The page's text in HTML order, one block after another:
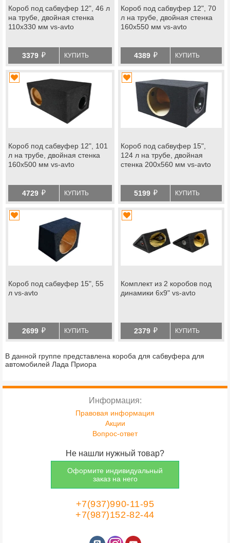
Короб под сабвуфер 12", 46 л
на трубе, двойная стенка
110х330 мм vs-avto
3379 й КУПИТЬ
Короб под сабвуфер 12", 70
л на трубе, двойная стенка
160х550 мм vs-avto
4389 й КУПИТЬ
Короб под сабвуфер 12", 101
л на трубе, двойная стенка
160х500 мм vs-avto
4729 й КУПИТЬ
Короб под сабвуфер 15",
124 л на трубе, двойная
стенка 200х560 мм vs-avto
5199 й КУПИТЬ
Короб под сабвуфер 15", 55
л vs-avto
2699 й КУПИТЬ
Комплект из 2 коробов под
динамики 6х9" vs-avto
2379 й КУПИТЬ
В данной группе представлена короба для сабвуфера для
автомобилей Лада Приора
+7(937)990-11-95
+7(987)152-82-44
Информация:
Правовая информация
Акции
Вопрос-ответ
Не нашли нужный товар?
Оформите индивидуальный
заказ на него